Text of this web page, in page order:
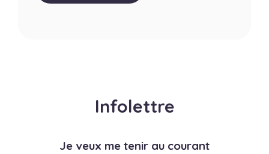
Infolettre
Je veux me tenir au courant